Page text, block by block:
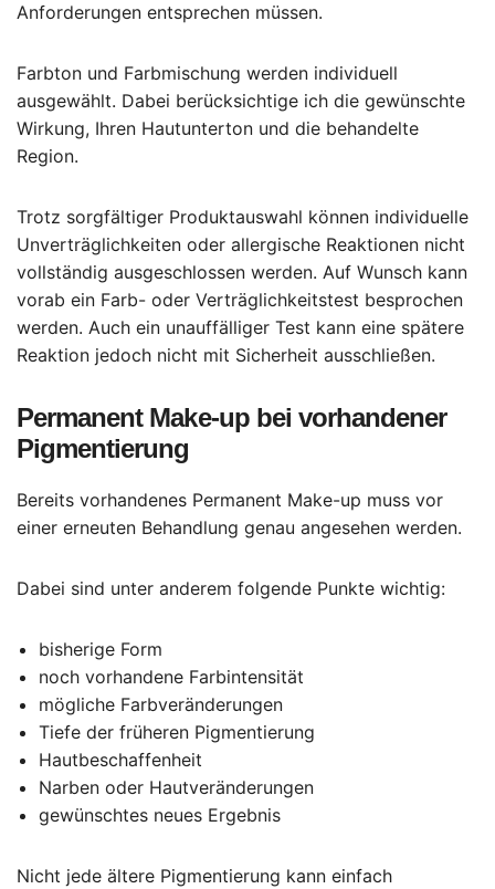
Anforderungen entsprechen müssen.
Farbton und Farbmischung werden individuell
ausgewählt. Dabei berücksichtige ich die gewünschte
Wirkung, Ihren Hautunterton und die behandelte
Region.
Trotz sorgfältiger Produktauswahl können individuelle
Unverträglichkeiten oder allergische Reaktionen nicht
vollständig ausgeschlossen werden. Auf Wunsch kann
vorab ein Farb- oder Verträglichkeitstest besprochen
werden. Auch ein unauffälliger Test kann eine spätere
Reaktion jedoch nicht mit Sicherheit ausschließen.
Permanent Make-up bei vorhandener
Pigmentierung
Bereits vorhandenes Permanent Make-up muss vor
einer erneuten Behandlung genau angesehen werden.
Dabei sind unter anderem folgende Punkte wichtig:
bisherige Form
noch vorhandene Farbintensität
mögliche Farbveränderungen
Tiefe der früheren Pigmentierung
Hautbeschaffenheit
Narben oder Hautveränderungen
gewünschtes neues Ergebnis
Nicht jede ältere Pigmentierung kann einfach